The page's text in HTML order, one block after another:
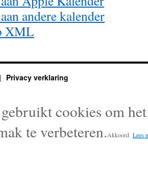
andere kalender
XML
Privacy verklaring
cookies om
te verbeteren.Akkoord Lees